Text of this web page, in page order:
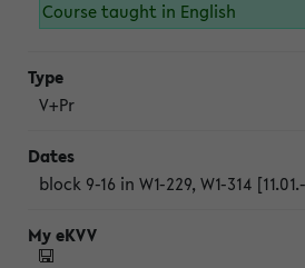
Course taught in English
V+Pr
block 9-16 in W1-229, W1-314